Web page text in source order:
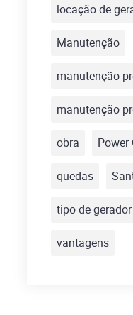
locação de
Manutenção
manutenção
manutenção
obra Power
quedas
tipo de
vantagens